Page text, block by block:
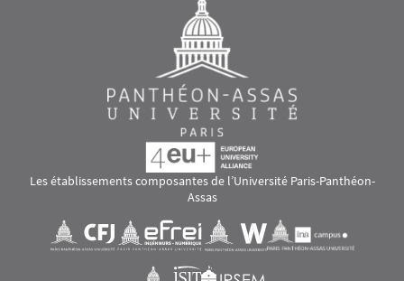
Les établissements composantes de l’Université Paris-Panthéon-
Assas
Visuel svgVisuel svg Visuel svgVisuel svg
Visuel svgVisuel svg